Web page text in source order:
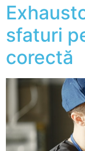
sfaturi
corectă